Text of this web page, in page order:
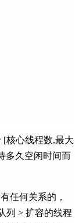
[核心线程数,最大
多久空闲时间而
任何关系的，
列 > 扩容的线程